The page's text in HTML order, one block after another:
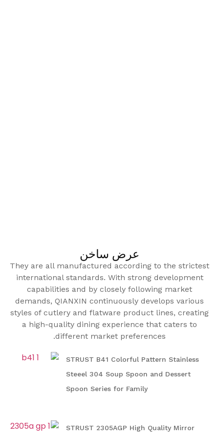
عرض ساخن
They are all manufactured according to the strictest
international standards. With strong development
capabilities and by closely following market
demands, QIANXIN continuously develops various
styles of cutlery and flatware product lines, creating
a high-quality dining experience that caters to
different market preferences.
STRUST B41 Colorful Pattern Stainless
Steeel 304 Soup Spoon and Dessert
Spoon Series for Family
STRUST 2305AGP High Quality Mirror